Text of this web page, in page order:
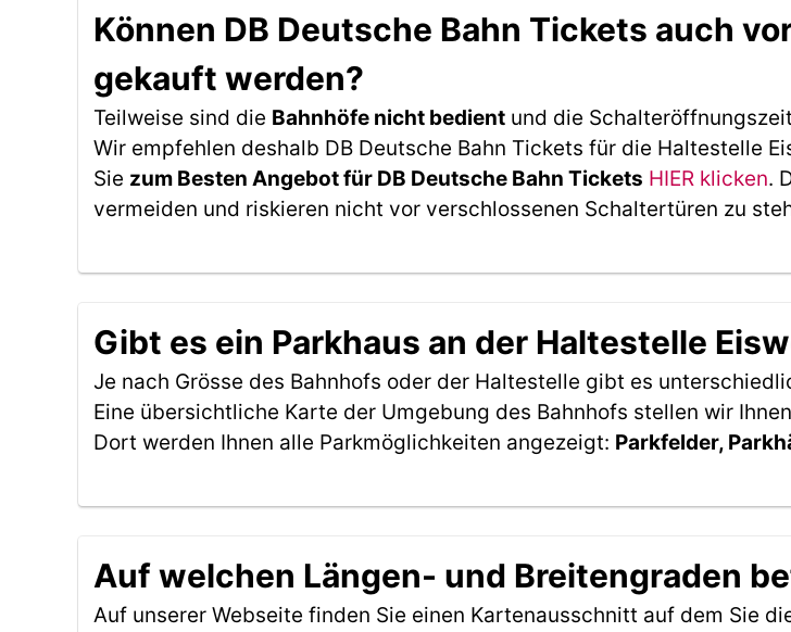
Können DB Deutsche Bahn Tickets auch
gekauft werden?
Teilweise sind die Bahnhöfe nicht bedient und die
Wir empfehlen deshalb DB Deutsche Bahn Tickets für die Haltestelle
Sie zum Besten Angebot für DB Deutsche Bahn Tickets HIER klicken.
vermeiden und riskieren nicht vor verschlossenen Schaltertüren zu
Gibt es ein Parkhaus an der Haltestelle
Je nach Grösse des Bahnhofs oder der Haltestelle gibt es
Eine übersichtliche Karte der Umgebung des Bahnhofs stellen wir
Dort werden Ihnen alle Parkmöglichkeiten angezeigt: Parkfelder,
Auf welchen Längen- und Breitengraden
Auf unserer Webseite finden Sie einen Kartenausschnitt auf dem Sie